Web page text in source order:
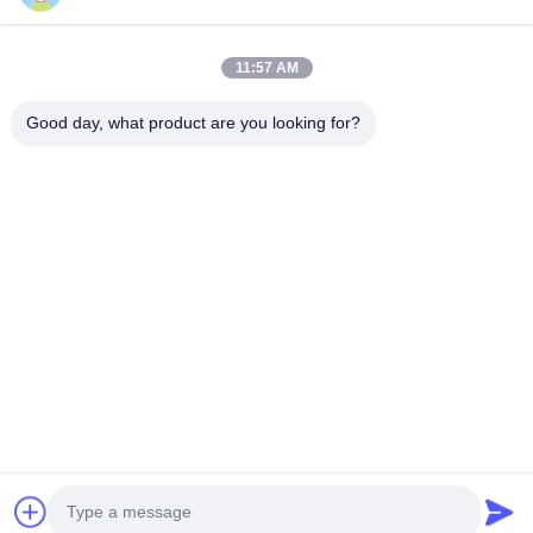
Invii
© 2026 Acme (Shenzhen) Technology Co., Ltd. All Rights Reserved.
11:57 AM
Good day, what product are you looking for?